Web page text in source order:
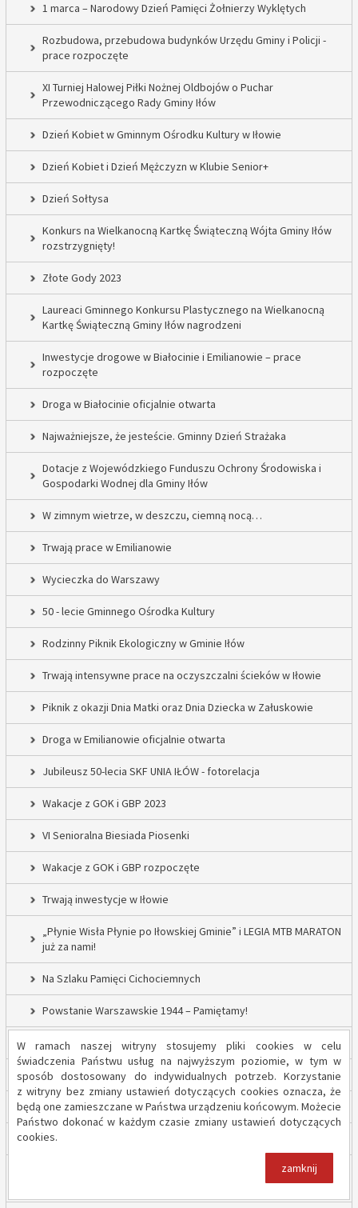
W ramach naszej witryny stosujemy pliki cookies w celu
świadczenia Państwu usług na najwyższym poziomie, w tym w
sposób dostosowany do indywidualnych potrzeb. Korzystanie
z witryny bez zmiany ustawień dotyczących cookies oznacza, że
będą one zamieszczane w Państwa urządzeniu końcowym. Możecie
Państwo dokonać w każdym czasie zmiany ustawień dotyczących
cookies.
zamknij
1 marca – Narodowy Dzień Pamięci Żołnierzy Wyklętych
Rozbudowa, przebudowa budynków Urzędu Gminy i Policji -
prace rozpoczęte
XI Turniej Halowej Piłki Nożnej Oldbojów o Puchar
Przewodniczącego Rady Gminy Iłów
Dzień Kobiet w Gminnym Ośrodku Kultury w Iłowie
Dzień Kobiet i Dzień Mężczyzn w Klubie Senior+
Dzień Sołtysa
Konkurs na Wielkanocną Kartkę Świąteczną Wójta Gminy Iłów
rozstrzygnięty!
Złote Gody 2023
Laureaci Gminnego Konkursu Plastycznego na Wielkanocną
Kartkę Świąteczną Gminy Iłów nagrodzeni
Inwestycje drogowe w Białocinie i Emilianowie – prace
rozpoczęte
Droga w Białocinie oficjalnie otwarta
Najważniejsze, że jesteście. Gminny Dzień Strażaka
Dotacje z Wojewódzkiego Funduszu Ochrony Środowiska i
Gospodarki Wodnej dla Gminy Iłów
W zimnym wietrze, w deszczu, ciemną nocą…
Trwają prace w Emilianowie
Wycieczka do Warszawy
50 - lecie Gminnego Ośrodka Kultury
Rodzinny Piknik Ekologiczny w Gminie Iłów
Trwają intensywne prace na oczyszczalni ścieków w Iłowie
Piknik z okazji Dnia Matki oraz Dnia Dziecka w Załuskowie
Droga w Emilianowie oficjalnie otwarta
Jubileusz 50-lecia SKF UNIA IŁÓW - fotorelacja
Wakacje z GOK i GBP 2023
VI Senioralna Biesiada Piosenki
Wakacje z GOK i GBP rozpoczęte
Trwają inwestycje w Iłowie
„Płynie Wisła Płynie po Iłowskiej Gminie” i LEGIA MTB MARATON
już za nami!
Na Szlaku Pamięci Cichociemnych
Powstanie Warszawskie 1944 – Pamiętamy!
52 nowe lampy uliczne w Gminie Iłów
Inwestycja drogowa w Sadowie – prace rozpoczęte
Trwają inwestycje w Gminie Iłów
„Modernizacja Oczyszczalni Ścieków w Iłowie – etap II”
Strażacy z OSP Iłów walczą o pieniądze od Harnasia. Zachęcamy